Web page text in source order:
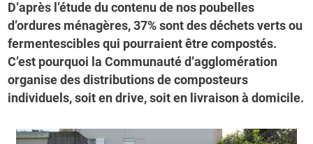
D’après l’étude du contenu de nos poubelles
d’ordures ménagères, 37% sont des déchets verts ou
fermentescibles qui pourraient être compostés.
C’est pourquoi la Communauté d’agglomération
organise des distributions de composteurs
individuels, soit en drive, soit en livraison à domicile.